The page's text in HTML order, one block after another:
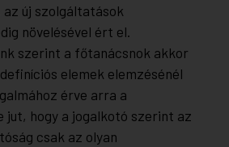
új szolgáltatások
növelésével ért el.
szerint a főtanácsnok akkor
elemek elemzésénél
érve arra a
hogy a jogalkotó szerint az
csak az olyan